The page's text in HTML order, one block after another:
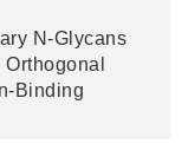
N-Glycans
Binding